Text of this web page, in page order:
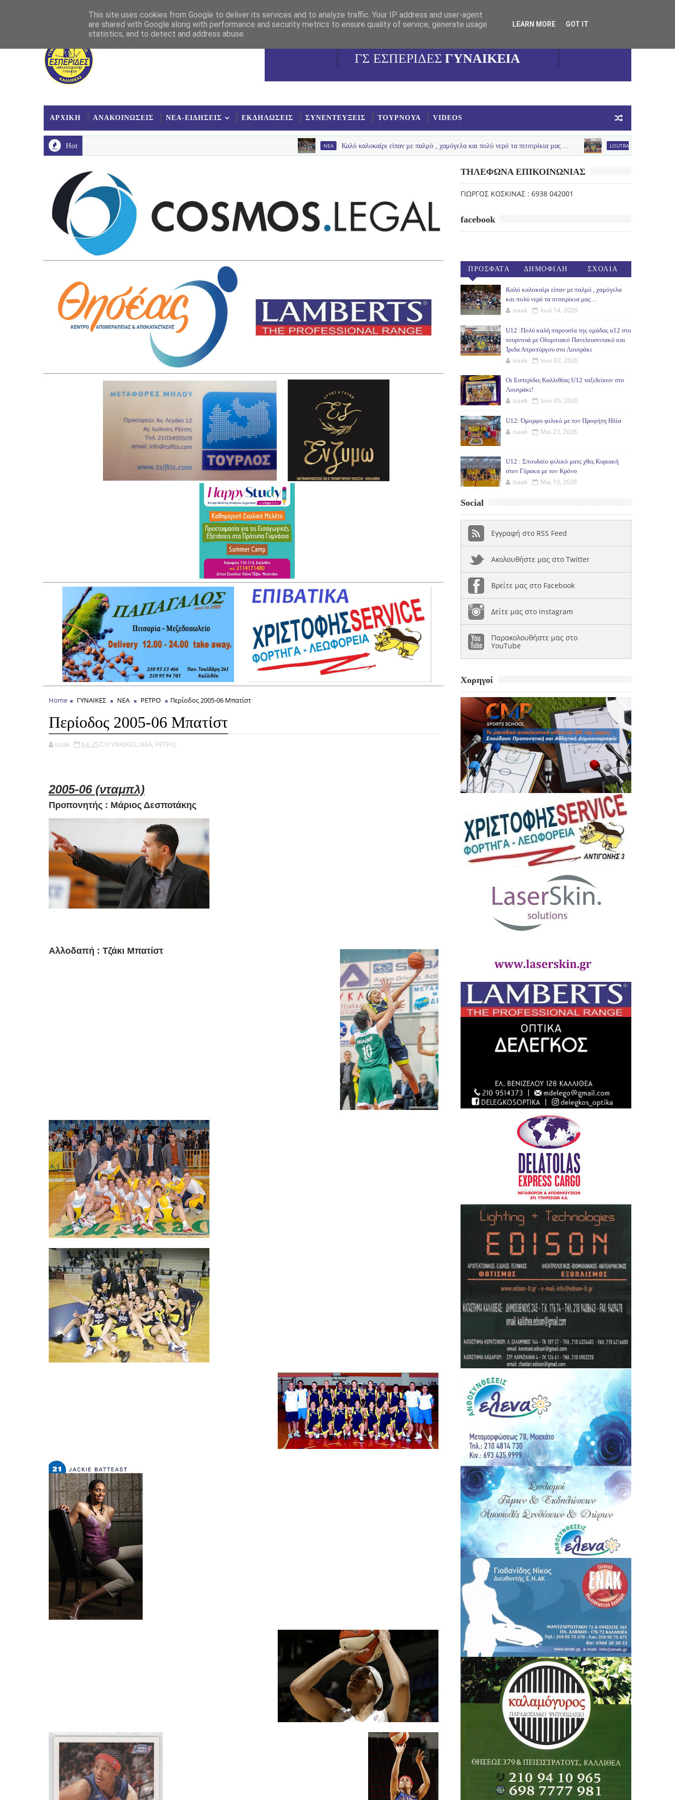
ΓΣ ΕΣΠΕΡΙΔΕΣ ΚΑΛΛΙΘΕΑΣ
ΓΥΝΑΙΚΕΙΑ
ΜΠΑΣΚΕΤ
ΑΡΧΙΚΗ ΑΝΑΚΟΙΝΩΣΕΙΣ ΝΕΑ-ΕΙΔΗΣΕΙΣ ΕΚΔΗΛΩΣΕΙΣ ΣΥΝΕΝΤΕΥΞΕΙΣ ΤΟΥΡΝΟΥΑ VIDEOS
Hot Καλό καλοκαίρι είπαν με παλμό , χαμόγελα και πολύ νερό τα πιτσιρίκια μας ... LOUTRAKI SPRING U12 :Πολύ καλή
Home ΓΥΝΑΙΚΕΣ ΝΕΑ ΡΕΤΡΟ Περίοδος 2005-06 Μπατίστ
Περίοδος 2005-06 Μπατίστ
isaak 6.6.25 ΓΥΝΑΙΚΕΣ, ΝΕΑ, ΡΕΤΡΟ,
2005-06 (νταμπλ)
Προπονητής : Μάριος Δεσποτάκης
Αλλοδαπή : Τζάκι Μπατίστ
ΤΗΛΕΦΩΝΑ ΕΠΙΚΟΙΝΩΝΙΑΣ
ΓΙΩΡΓΟΣ ΚΟΣΚΙΝΑΣ : 6938 042001
facebook
ΠΡΟΣΦΑΤΑ ΔΗΜΟΦΙΛΗ ΣΧΟΛΙΑ
Καλό καλοκαίρι είπαν με παλμό , χαμόγελα
και πολύ νερό τα πιτσιρίκια μας ...
isaak Ιουλ 14, 2026
U12 :Πολύ καλή παρουσία της ομάδας u12 στο
τουρνουά με Ολυμπιακό Πανελευσινιακό και
Ίριδα Απροπύργου στο Λουτράκι
isaak Ιουν 07, 2026
Οι Εσπερίδες Καλλιθέας U12 ταξιδεύουν στο
Λουτράκι!
isaak Ιουν 05, 2026
U12: Όμορφο φιλικό με τον Προφήτη Ηλία
isaak Μαι 23, 2026
U12 : Σπουδαίο φιλικό ματς χθες Κυριακή
στον Γέρακα με τον Κρόνο
isaak Μαι 10, 2026
Social
Εγγραφή στο RSS Feed
Ακολουθήστε μας στο Twitter
Βρείτε μας στο Facebook
Δείτε μας στο instagram
Παρακολουθήστε μας στο
YouTube
Χορηγοί
This site uses cookies from Google to deliver its services and to analyze traffic. Your IP address and user-agent
are shared with Google along with performance and security metrics to ensure quality of service, generate usage
statistics, and to detect and address abuse.
LEARN MORE GOT IT